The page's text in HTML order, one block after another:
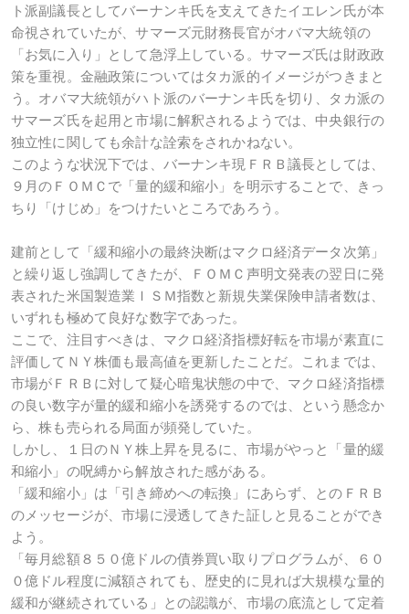
ト派副議長としてバーナンキ氏を支えてきたイエレン氏が本
命視されていたが、サマーズ元財務長官がオバマ大統領の
「お気に入り」として急浮上している。サマーズ氏は財政政
策を重視。金融政策についてはタカ派的イメージがつきまと
う。オバマ大統領がハト派のバーナンキ氏を切り、タカ派の
サマーズ氏を起用と市場に解釈されるようでは、中央銀行の
独立性に関しても余計な詮索をされかねない。
このような状況下では、バーナンキ現ＦＲＢ議長としては、
９月のＦＯＭＣで「量的緩和縮小」を明示することで、きっ
ちり「けじめ」をつけたいところであろう。
建前として「緩和縮小の最終決断はマクロ経済データ次第」
と繰り返し強調してきたが、ＦＯＭＣ声明文発表の翌日に発
表された米国製造業ＩＳＭ指数と新規失業保険申請者数は、
いずれも極めて良好な数字であった。
ここで、注目すべきは、マクロ経済指標好転を市場が素直に
評価してＮＹ株価も最高値を更新したことだ。これまでは、
市場がＦＲＢに対して疑心暗鬼状態の中で、マクロ経済指標
の良い数字が量的緩和縮小を誘発するのでは、という懸念か
ら、株も売られる局面が頻発していた。
しかし、１日のＮＹ株上昇を見るに、市場がやっと「量的緩
和縮小」の呪縛から解放された感がある。
「緩和縮小」は「引き締めへの転換」にあらず、とのＦＲＢ
のメッセージが、市場に浸透してきた証しと見ることができ
よう。
「毎月総額８５０億ドルの債券買い取りプログラムが、６０
０億ドル程度に減額されても、歴史的に見れば大規模な量的
緩和が継続されている」との認識が、市場の底流として定着